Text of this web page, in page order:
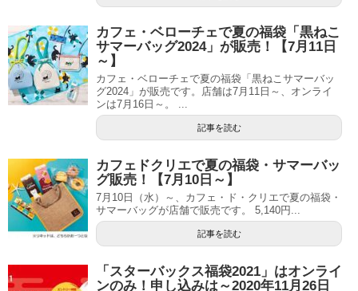
カフェ・ベローチェで夏の福袋「黒ねこ
サマーバッグ2024」が販売！【7月11日
～】
カフェ・ベローチェで夏の福袋「黒ねこサマーバッ
グ2024」が販売です。店舗は7月11日～、オンライ
ンは7月16日～。 ...
記事を読む
カフェドクリエで夏の福袋・サマーバッ
グ販売！【7月10日～】
7月10日（水）～、カフェ・ド・クリエで夏の福袋・
サマーバッグが店舗で販売です。 5,140円...
記事を読む
「スターバックス福袋2021」はオンライ
ンのみ！申し込みは～2020年11月26日